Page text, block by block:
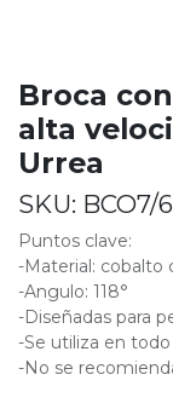
Broca
alta
Urrea
SKU: BCO7/
Puntos clave:
-Material: cobalto
-Angulo: 118°
-Diseñadas para
-Se utiliza en
-No se